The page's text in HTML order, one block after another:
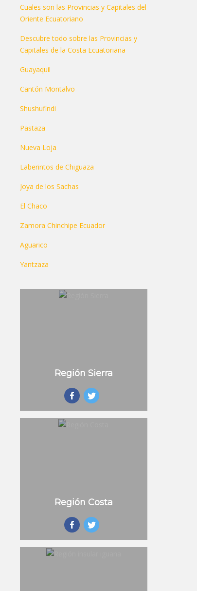
Cuales son las Provincias y Capitales del
Oriente Ecuatoriano
Descubre todo sobre las Provincias y
Capitales de la Costa Ecuatoriana
Guayaquil
Cantón Montalvo
Shushufindi
Pastaza
Nueva Loja
Laberintos de Chiguaza
Joya de los Sachas
El Chaco
Zamora Chinchipe Ecuador
Aguarico
Yantzaza
Región Sierra
Región Costa